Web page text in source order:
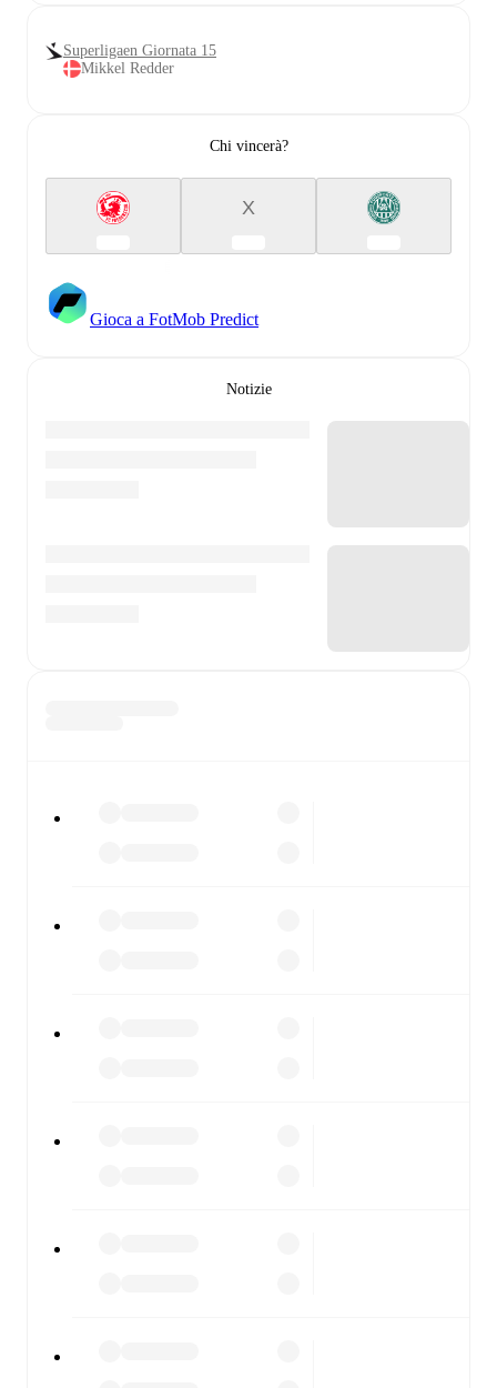
Superligaen Giornata 15
Mikkel Redder
Chi vincerà?
X
Gioca a FotMob Predict
Notizie